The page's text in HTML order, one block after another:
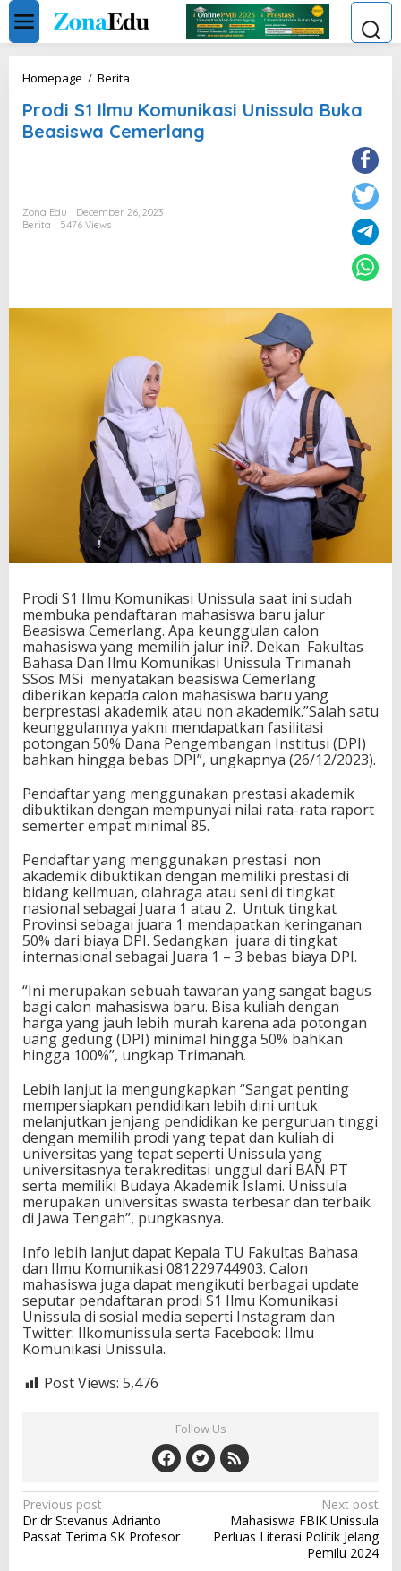
Skip
content
Homepage / Berita
Ilmu
Komunikasi
Unissula
Prodi S1 Ilmu Komunikasi Unissula Buka
Beasiswa Cemerlang
Zona Edu
December 26, 2023
Berita
5476 Views
Prodi S1 Ilmu Komunikasi Unissula saat ini sudah
membuka pendaftaran mahasiswa baru jalur
Beasiswa Cemerlang. Apa keunggulan calon
mahasiswa yang memilih jalur ini?. Dekan Fakultas
Bahasa Dan Ilmu Komunikasi Unissula Trimanah
SSos MSi menyatakan beasiswa Cemerlang
diberikan kepada calon mahasiswa baru yang
berprestasi akademik atau non akademik.”Salah satu
keunggulannya yakni mendapatkan fasilitasi
potongan 50% Dana Pengembangan Institusi (DPI)
bahkan hingga bebas DPI”, ungkapnya (26/12/2023).
Pendaftar yang menggunakan prestasi akademik
dibuktikan dengan mempunyai nilai rata-rata raport
semerter empat minimal 85.
Pendaftar yang menggunakan prestasi non
akademik dibuktikan dengan memiliki prestasi di
bidang keilmuan, olahraga atau seni di tingkat
nasional sebagai Juara 1 atau 2. Untuk tingkat
Provinsi sebagai juara 1 mendapatkan keringanan
50% dari biaya DPI. Sedangkan juara di tingkat
internasional sebagai Juara 1 – 3 bebas biaya DPI.
“Ini merupakan sebuah tawaran yang sangat bagus
bagi calon mahasiswa baru. Bisa kuliah dengan
harga yang jauh lebih murah karena ada potongan
uang gedung (DPI) minimal hingga 50% bahkan
hingga 100%”, ungkap Trimanah.
Lebih lanjut ia mengungkapkan “Sangat penting
mempersiapkan pendidikan lebih dini untuk
melanjutkan jenjang pendidikan ke perguruan tinggi
dengan memilih prodi yang tepat dan kuliah di
universitas yang tepat seperti Unissula yang
universitasnya terakreditasi unggul dari BAN PT
serta memiliki Budaya Akademik Islami. Unissula
merupakan universitas swasta terbesar dan terbaik
di Jawa Tengah”, pungkasnya.
Info lebih lanjut dapat Kepala TU Fakultas Bahasa
dan Ilmu Komunikasi 081229744903. Calon
mahasiswa juga dapat mengikuti berbagai update
seputar pendaftaran prodi S1 Ilmu Komunikasi
Unissula di sosial media seperti Instagram dan
Twitter: Ilkomunissula serta Facebook: Ilmu
Komunikasi Unissula.
Post Views: 5,476
Follow Us
Post
navigation
Previous post
Dr dr Stevanus Adrianto
Passat Terima SK Profesor
Next post
Mahasiswa FBIK Unissula
Perluas Literasi Politik Jelang
Pemilu 2024